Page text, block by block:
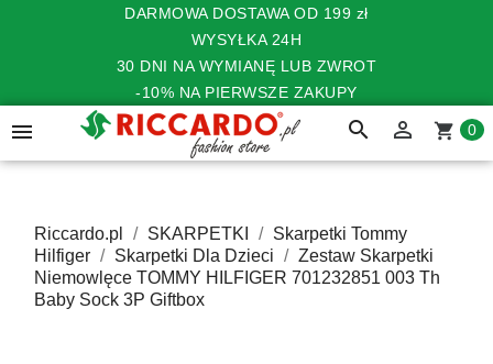
DARMOWA DOSTAWA OD 199 zł
WYSYŁKA 24H
30 DNI NA WYMIANĘ LUB ZWROT
-10% NA PIERWSZE ZAKUPY
 search  shopping_cart 0
Riccardo.pl SKARPETKI
Skarpetki Tommy
Hilfiger
Skarpetki Dla Dzieci
Zestaw Skarpetki
Niemowlęce TOMMY HILFIGER 701232851 003 Th
Baby Sock 3P Giftbox